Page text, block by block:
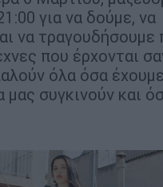
για να δούμε, να
να τραγουδήσουμε
που έρχονται
όλα όσα έχουμε
μας συγκινούν και